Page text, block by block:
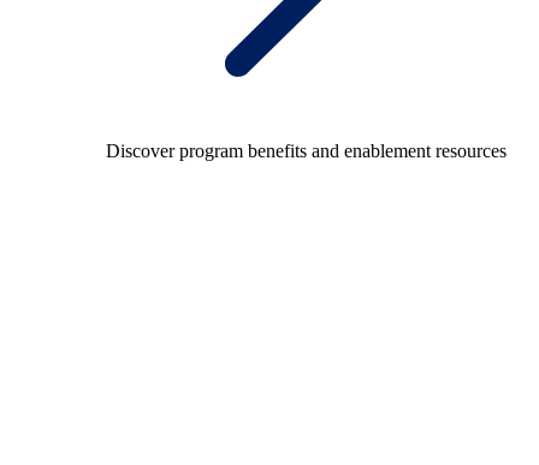
Discover program benefits and enablement resources